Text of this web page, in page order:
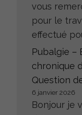
vous
pour le
effectué
Pubalgie –
chronique
Question
6 janvier 2026
Bonjour je